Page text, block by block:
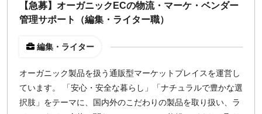
【急募】オーガニックECの物流・マーケ・ベンダー
管理サポート（編集・ライター職）
編集・ライター
オーガニック製品を扱う通販型マーケットプレイスを運営し
ています。 「安心・安全な暮らし」「ナチュラルで豊かな選
択肢」をテーマに、国内外のこだわりの製品を取り扱い、ラ